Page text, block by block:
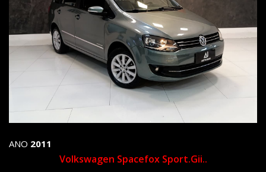
ANO 2011
Volkswagen Spacefox Sport.gii..